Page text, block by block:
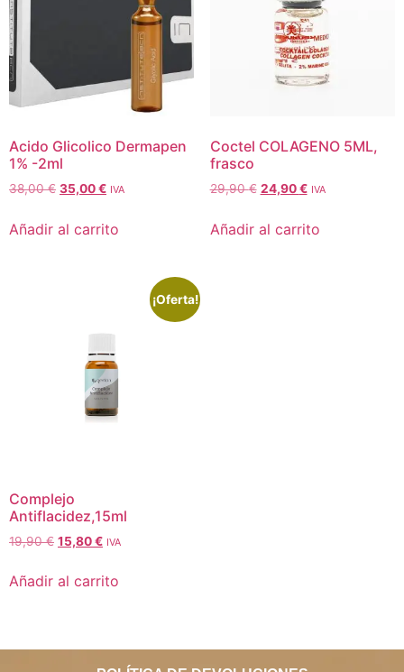
Acido Glicolico Dermapen
1% -2ml
38,00€ 35,00€ IVA
Añadir al carrito
Coctel COLAGENO 5ML,
frasco
29,90€ 24,90€ IVA
Añadir al carrito
¡Oferta!
Complejo
Antiflacidez,15ml
19,90€ 15,80€ IVA
Añadir al carrito